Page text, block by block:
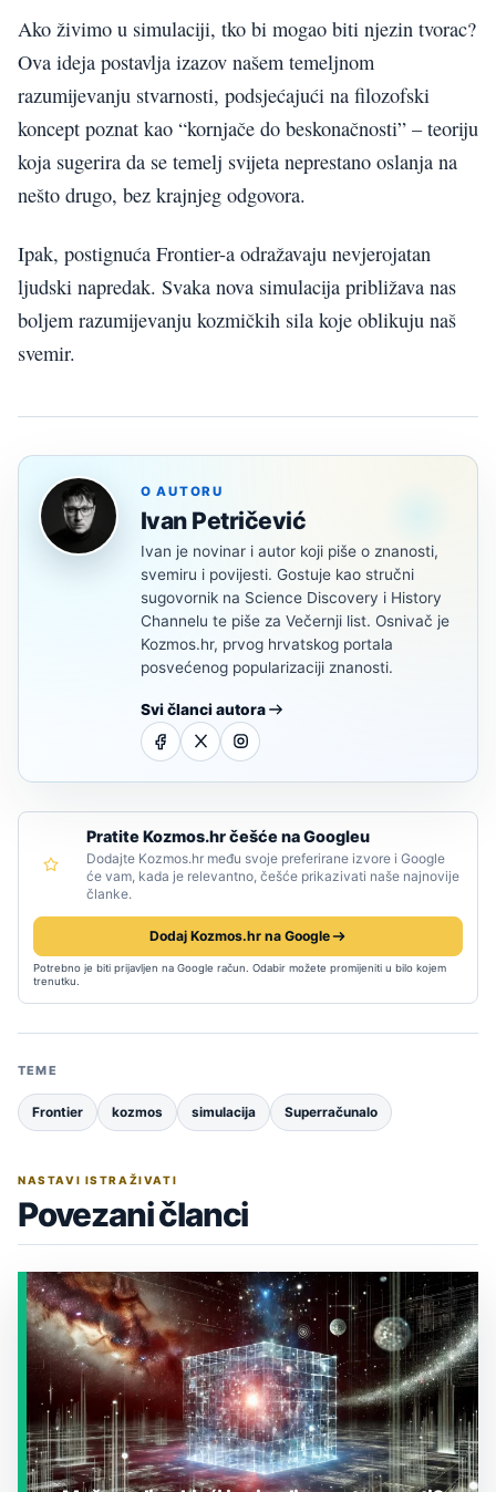
Ako živimo u simulaciji, tko bi mogao biti njezin tvorac?
Ova ideja postavlja izazov našem temeljnom
razumijevanju stvarnosti, podsjećajući na filozofski
koncept poznat kao “kornjače do beskonačnosti” – teoriju
koja sugerira da se temelj svijeta neprestano oslanja na
nešto drugo, bez krajnjeg odgovora.
Ipak, postignuća Frontier-a odražavaju nevjerojatan
ljudski napredak. Svaka nova simulacija približava nas
boljem razumijevanju kozmičkih sila koje oblikuju naš
svemir.
O AUTORU
Ivan Petričević
Ivan je novinar i autor koji piše o znanosti,
svemiru i povijesti. Gostuje kao stručni
sugovornik na Science Discovery i History
Channelu te piše za Večernji list. Osnivač je
Kozmos.hr, prvog hrvatskog portala
posvećenog popularizaciji znanosti.
Svi članci autora
Pratite Kozmos.hr češće na Googleu
Dodajte Kozmos.hr među svoje preferirane izvore i Google
će vam, kada je relevantno, češće prikazivati naše najnovije
članke.
Dodaj Kozmos.hr na Google
Potrebno je biti prijavljen na Google račun. Odabir možete promijeniti u bilo kojem
trenutku.
TEME
Frontier kozmos simulacija Superračunalo
NASTAVI ISTRAŽIVATI
Povezani članci